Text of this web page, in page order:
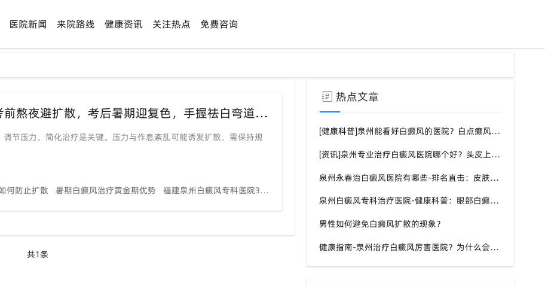
医院新闻 来院路线 健康资讯 关注热点 免费咨询
&lt;高考季专场>「备考白斑突击战」考前熬夜避扩散，考后暑期迎复色，手握祛白弯道超车时间点！
节压力、简化治疗是关键。压力与作息紊乱可能诱发扩散，需保持规
何防止扩散 暑期白癜风治疗黄金期优势 福建泉州白癜风专科医院308光疗
共1条
热点文章
[健康科普]泉州能看好白癜风的医院？白点癫风需要注意什么饮食？
[资讯]泉州专业治疗白癜风医院哪个好？头皮上有一块白色厚厚的头皮？
泉州永春治白癜风医院有哪些-排名直击：皮肤白斑是什么原因导致的？
泉州白癜风专科治疗医院-健康科普：眼部白癜风症状？
男性如何避免白癜风扩散的现象？
健康指南-泉州治疗白癜风厉害医院？为什么会长白斑的原因？